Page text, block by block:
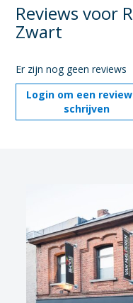
Reviews voor
Zwart
Er zijn nog geen reviews
Login om een
schrijven